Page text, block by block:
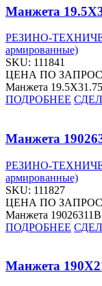
Манжета
РЕЗИНО-
армированные)
SKU: 111841
ЦЕНА ПО
Манжета
ПОДРОБНЕЕ
Манжета
РЕЗИНО-
армированные)
SKU: 111827
ЦЕНА ПО
Манжета
ПОДРОБНЕЕ
Манжета